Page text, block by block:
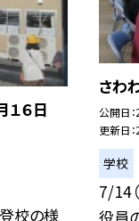
６日
登校の様
さわ
公開日
更新日
学校
7/14